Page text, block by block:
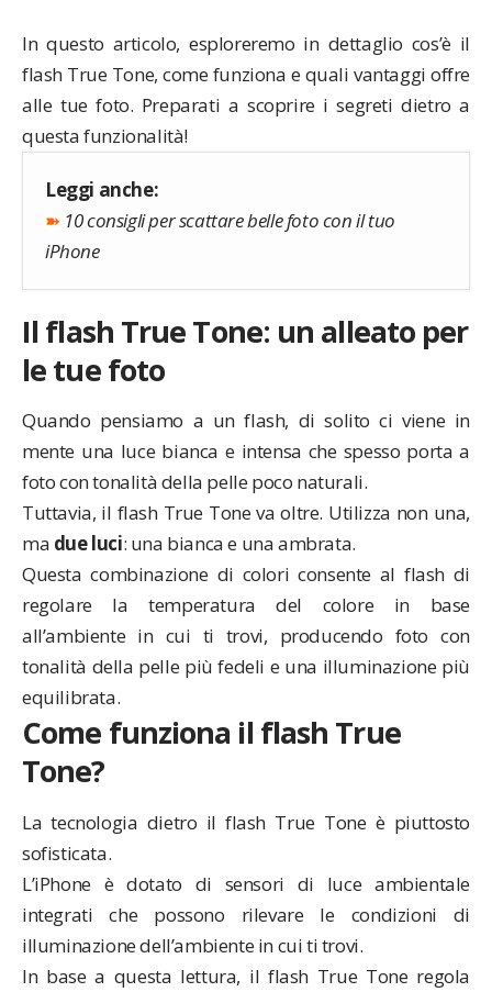
In questo articolo, esploreremo in dettaglio cos’è il
flash True Tone, come funziona e quali vantaggi offre
alle tue foto. Preparati a scoprire i segreti dietro a
questa funzionalità!
Leggi anche:
➽ 10 consigli per scattare belle foto con il tuo
iPhone
Il flash True Tone: un alleato per
le tue foto
Quando pensiamo a un flash, di solito ci viene in
mente una luce bianca e intensa che spesso porta a
foto con tonalità della pelle poco naturali.
Tuttavia, il flash True Tone va oltre. Utilizza non una,
ma due luci: una bianca e una ambrata.
Questa combinazione di colori consente al flash di
regolare la temperatura del colore in base
all’ambiente in cui ti trovi, producendo foto con
tonalità della pelle più fedeli e una illuminazione più
equilibrata.
Come funziona il flash True
Tone?
La tecnologia dietro il flash True Tone è piuttosto
sofisticata.
L’iPhone è dotato di sensori di luce ambientale
integrati che possono rilevare le condizioni di
illuminazione dell’ambiente in cui ti trovi.
In base a questa lettura, il flash True Tone regola